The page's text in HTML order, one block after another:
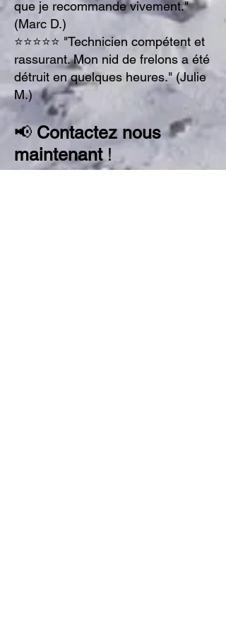
que je recommande vivement."
(Marc D.)
⭐⭐⭐⭐⭐ "Technicien compétent et
rassurant. Mon nid de frelons a été
détruit en quelques heures." (Julie
M.)
📢 Contactez nous
maintenant!